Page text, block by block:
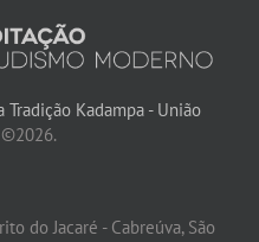
Tradição Kadampa - União
©2026.
do Jacaré - Cabreúva, São